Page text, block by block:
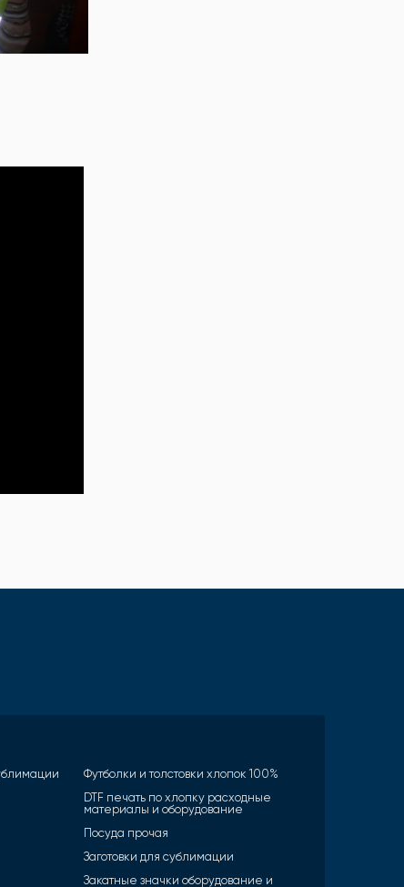
Футболки и толстовки хлопок 100%
DTF печать по хлопку расходные
материалы и оборудование
Посуда прочая
Заготовки для сублимации
Закатные значки оборудование и